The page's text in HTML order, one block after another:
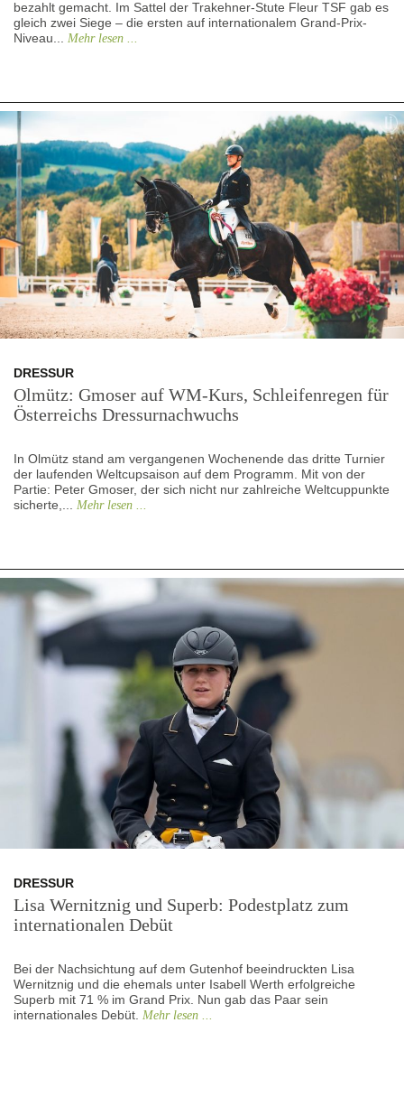
bezahlt gemacht. Im Sattel der Trakehner-Stute Fleur TSF gab es
gleich zwei Siege – die ersten auf internationalem Grand-Prix-
Niveau... Mehr lesen ...
DRESSUR
Olmütz: Gmoser auf WM-Kurs, Schleifenregen für
Österreichs Dressurnachwuchs
In Olmütz stand am vergangenen Wochenende das dritte Turnier
der laufenden Weltcupsaison auf dem Programm. Mit von der
Partie: Peter Gmoser, der sich nicht nur zahlreiche Weltcuppunkte
sicherte,... Mehr lesen ...
DRESSUR
Lisa Wernitznig und Superb: Podestplatz zum
internationalen Debüt
Bei der Nachsichtung auf dem Gutenhof beeindruckten Lisa
Wernitznig und die ehemals unter Isabell Werth erfolgreiche
Superb mit 71 % im Grand Prix. Nun gab das Paar sein
internationales Debüt. Mehr lesen ...